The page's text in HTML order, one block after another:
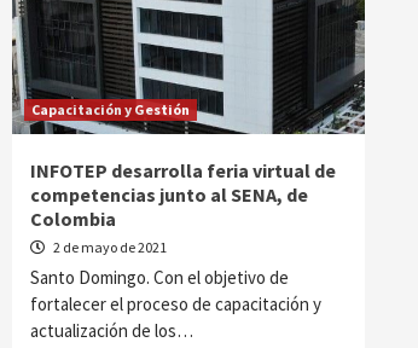
Capacitación y Gestión
INFOTEP desarrolla feria virtual de
competencias junto al SENA, de
Colombia
2 de mayo de 2021
Santo Domingo. Con el objetivo de
fortalecer el proceso de capacitación y
actualización de los…